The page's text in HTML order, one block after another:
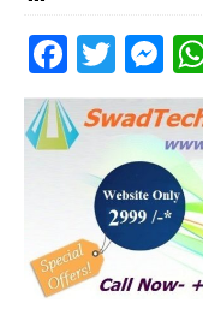
F
a
c
e
o
o
T
w
it
te
r
M
e
ss
e
n
g
e